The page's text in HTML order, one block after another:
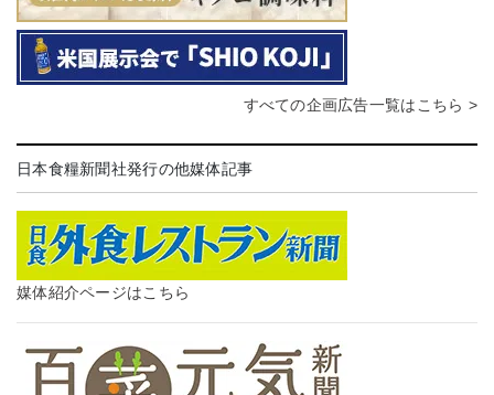
すべての企画広告一覧はこちら >
日本食糧新聞社発行の他媒体記事
媒体紹介ページはこちら